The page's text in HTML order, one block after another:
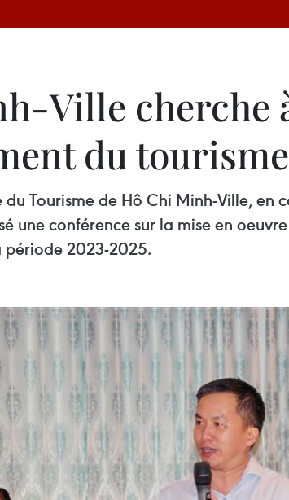
Ville cherche
du
Tourisme de Hô Chi Minh-Ville,
une conférence sur la mise en
2023-2025.